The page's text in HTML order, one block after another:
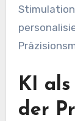
KI
der